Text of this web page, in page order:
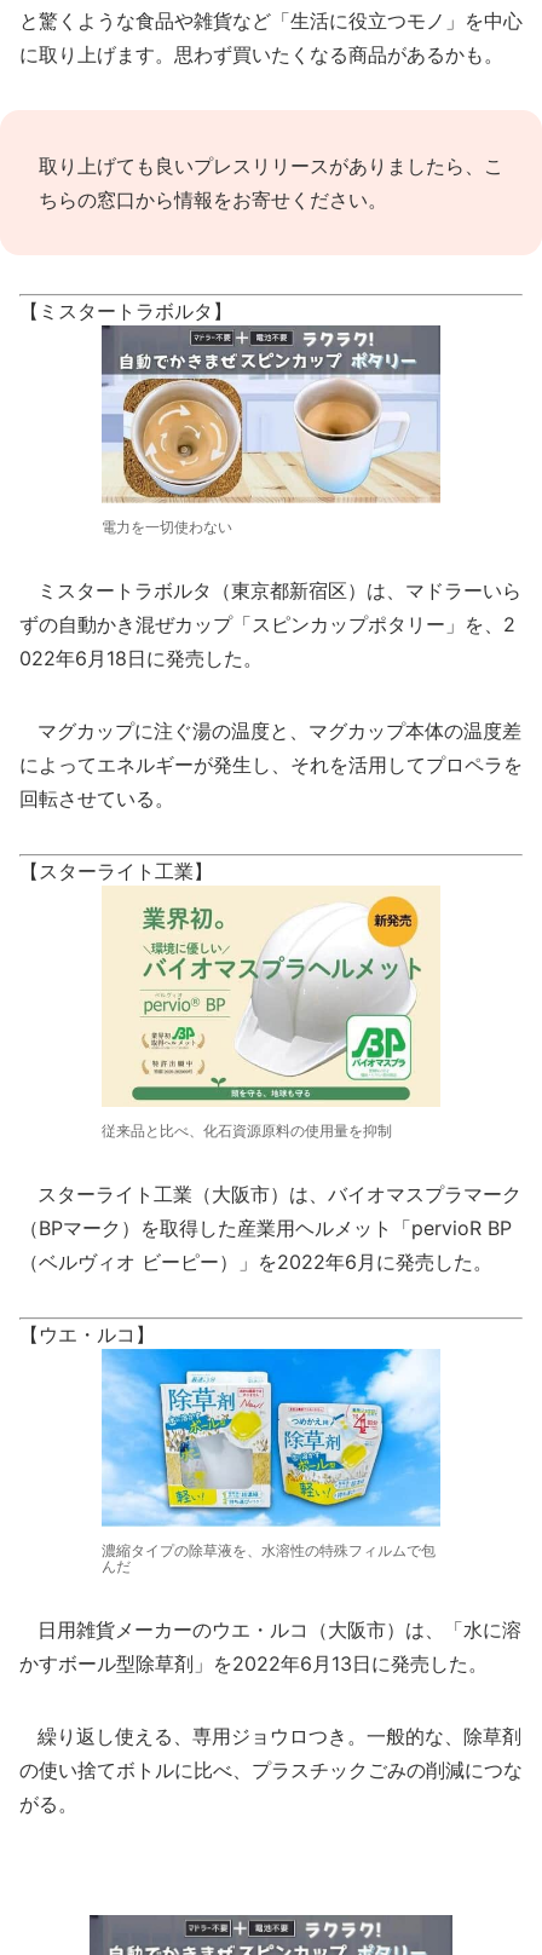
と驚くような食品や雑貨など「生活に役立つモノ」を中心
に取り上げます。思わず買いたくなる商品があるかも。
取り上げても良いプレスリリースがありましたら、 こ
ちらの窓口から情報をお寄せください。
【ミスタートラボルタ】
電力を一切使わない
ミスタートラボルタ（東京都新宿区）は、マドラーいら
ずの自動かき混ぜカップ「スピンカップポタリー」を、2
022年6月18日に発売した。
マグカップに注ぐ湯の温度と、マグカップ本体の温度差
によってエネルギーが発生し、それを活用してプロペラを
回転させている。
【スターライト工業】
従来品と比べ、化石資源原料の使用量を抑制
スターライト工業（大阪市）は、バイオマスプラマーク
（BPマーク）を取得した産業用ヘルメット「pervioR BP
（ベルヴィオ ビーピー）」を2022年6月に発売した。
【ウエ・ルコ】
濃縮タイプの除草液を、水溶性の特殊フィルムで包
んだ
日用雑貨メーカーのウエ・ルコ（大阪市）は、「水に溶
かすボール型除草剤」を2022年6月13日に発売した。
繰り返し使える、専用ジョウロつき。一般的な、除草剤
の使い捨てボトルに比べ、プラスチックごみの削減につな
がる。